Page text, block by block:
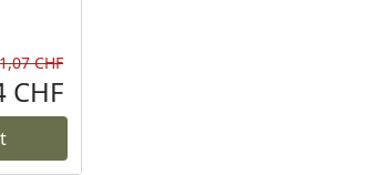
Rabatt in Prozent
Ursprünglicher Preis
CHF
CHF